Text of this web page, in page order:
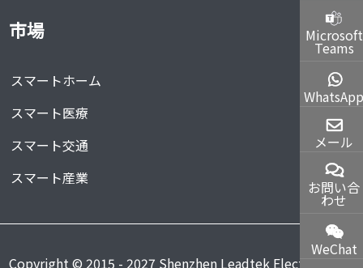
市場
スマートホーム
スマート医療
スマート交通
スマート産業
Copyright © 2015 - 2027 Shenzhen Leadtek Electronics
Microsoft
Teams
WhatsApp
メール
お問い合
わせ
WeChat